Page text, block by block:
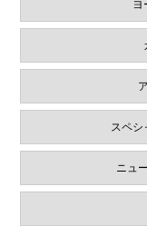
ヨ
スペシ
ニュ